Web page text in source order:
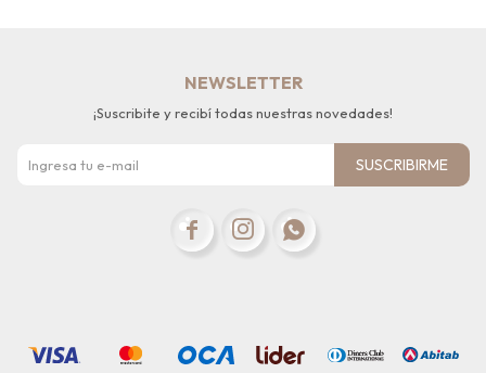
NEWSLETTER
¡Suscribite y recibí todas nuestras novedades!
SUSCRIBIRME
  